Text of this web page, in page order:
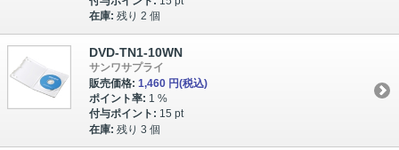
在庫: 残り 2 個
DVD-TN1-10WN
サンワサプライ
販売価格: 1,460 円(税込)
ポイント率: 1 %
付与ポイント: 15 pt
在庫: 残り 3 個